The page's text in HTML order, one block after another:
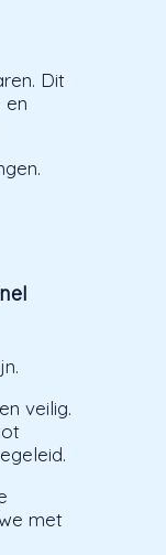
Dit
en
veilig.
met